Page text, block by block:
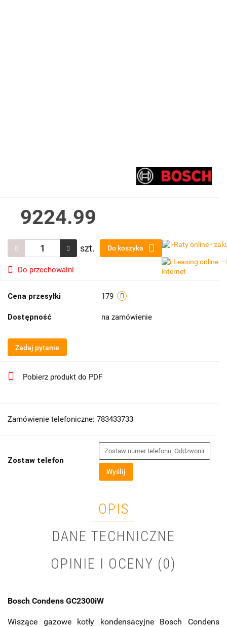
9224.99
szt. Do koszyka
Do przechowalni
Cena przesyłki 179
Dostępność na zamówienie
Zadaj pytanie
Pobierz produkt do PDF
Zamówienie telefoniczne: 783433733
Zostaw telefon
Wyślij
OPIS
DANE TECHNICZNE
OPINIE I OCENY (0)
Bosch Condens GC2300iW
Wiszące gazowe kotły kondensacyjne Bosch Condens